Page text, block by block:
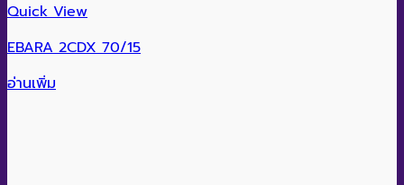
Quick View
EBARA 2CDX 70/15
อ่านเพิ่ม